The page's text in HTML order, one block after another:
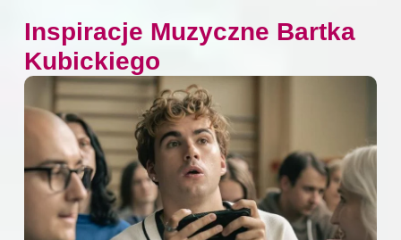
Inspiracje Muzyczne Bartka
Kubickiego